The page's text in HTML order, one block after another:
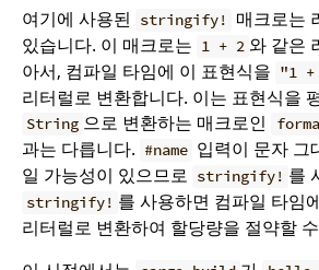
여기에 사용된
stringify!
매크로는
있습니다. 이 매크로는 1 + 2 와 같은
아서, 컴파일 타임에 이 표현식을 "1
리터럴로 변환합니다. 이는 표현식을
String 으로 변환하는 매크로인
과는 다릅니다. #name 입력이 문자 그
일 가능성이 있으므로 stringify! 를
stringify! 를 사용하면 컴파일 타임
리터럴로 변환하여 할당량을 절약할